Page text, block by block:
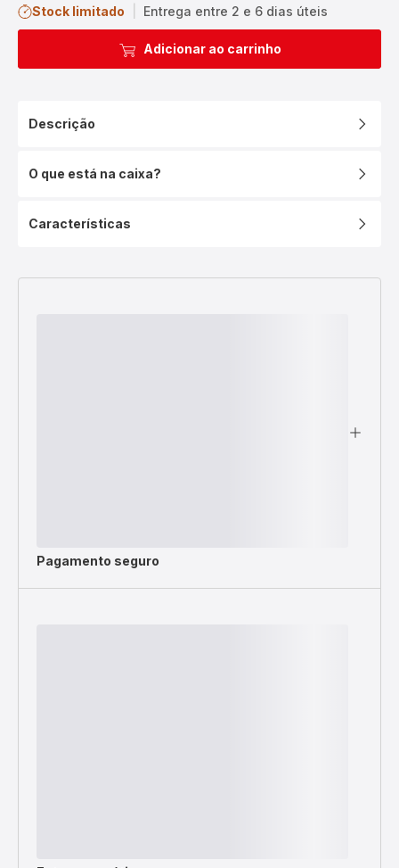
Stock limitado Entrega entre 2 e 6 dias úteis
Adicionar ao carrinho
Descrição
O que está na caixa?
Características
Pagamento seguro